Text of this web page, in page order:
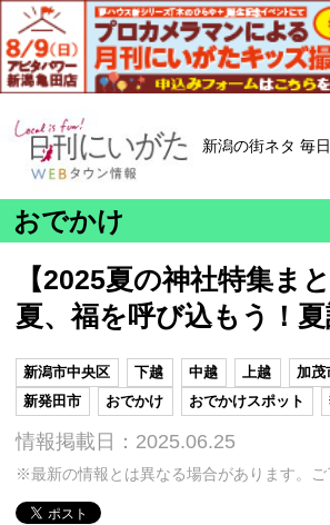
新潟の街ネタ 毎
おでかけ
【2025夏の神社特集ま
夏、福を呼び込もう！
新潟市中央区 下越 中越 上越 加茂
新発田市
おでかけ おでかけスポット
情報掲載日：2025.06.25
※最新の情報とは異なる場合があります。ご